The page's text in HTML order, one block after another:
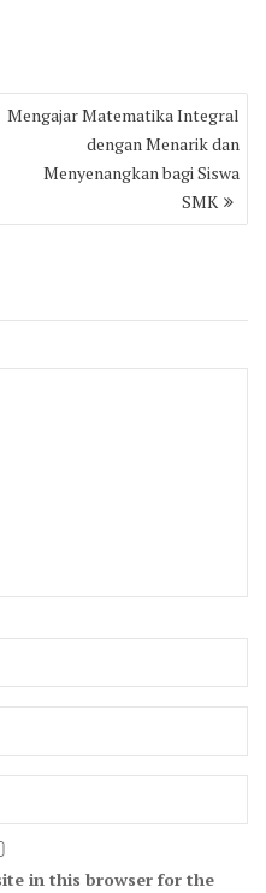
Mengajar Matematika Integral
dengan Menarik dan
Menyenangkan bagi Siswa
SMK
in this browser for the